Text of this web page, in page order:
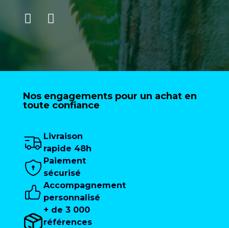
Nos engagements pour un achat en
toute confiance
Livraison
rapide 48h
Paiement
sécurisé
Accompagnement
personnalisé
+ de 3 000
références